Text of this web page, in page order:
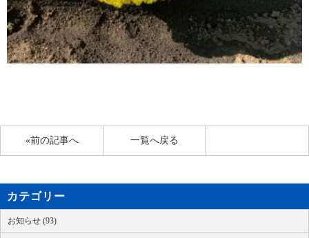
«前の記事へ 一覧へ戻る
カテゴリー
お知らせ (93)